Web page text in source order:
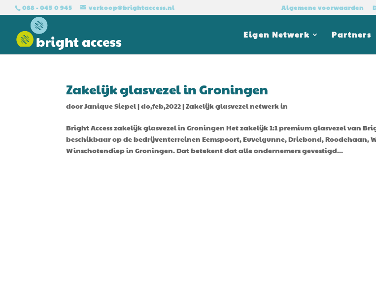
088 - 045 0 945 verkoop@brightaccess.nl Algemene voorwaarden
Eigen Netwerk Partners
Zakelijk glasvezel in Groningen
doorJanique Siepel|do,feb,2022|Zakelijk glasvezel netwerk in
Bright Access zakelijk glasvezel in Groningen Het zakelijk 1:1 premium glasvezel van
beschikbaar op de bedrijventerreinen Eemspoort, Euvelgunne, Driebond, Roodehaan,
Winschotendiep in Groningen. Dat betekent dat alle ondernemers gevestigd...